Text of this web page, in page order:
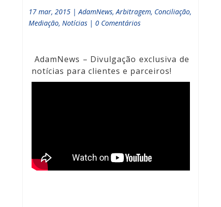
17 mar, 2015 |AdamNews,Arbitragem, Conciliação,
Mediação,Notícias |0 Comentários
AdamNews – Divulgação exclusiva de
notícias para clientes e parceiros!